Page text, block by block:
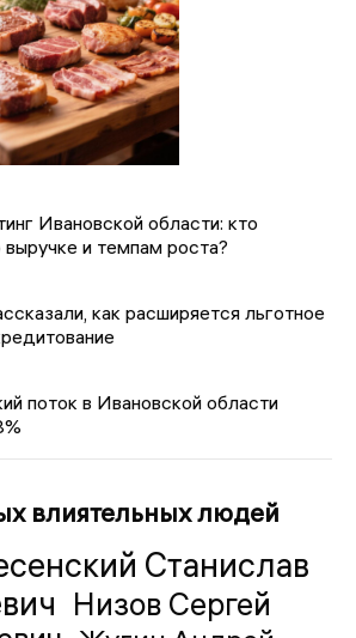
Ивановской области: кто
и темпам роста?
как расширяется льготное
поток в Ивановской области
влиятельных людей
Станислав
Низов Сергей